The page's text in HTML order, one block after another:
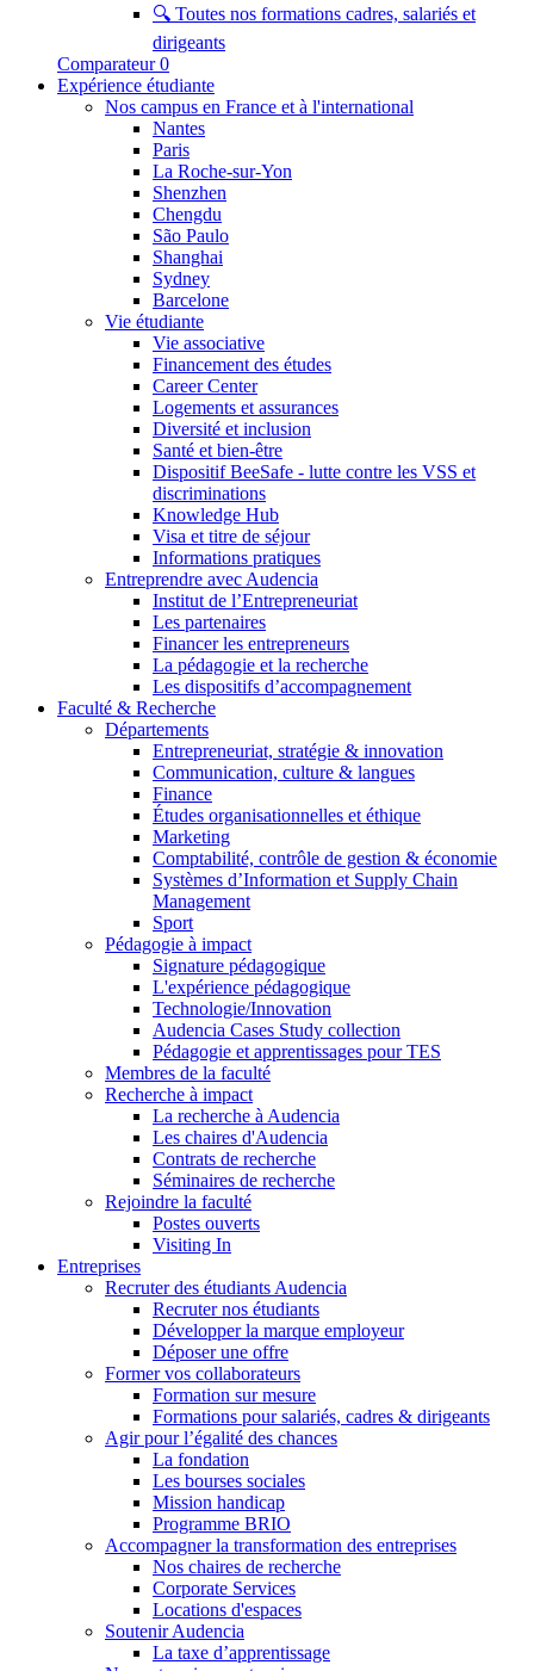
🔍 Toutes nos formations cadres, salariés et
dirigeants
Comparateur 0
Expérience étudiante
Nos campus en France et à l'international
Nantes
Paris
La Roche-sur-Yon
Shenzhen
Chengdu
São Paulo
Shanghai
Sydney
Barcelone
Vie étudiante
Vie associative
Financement des études
Career Center
Logements et assurances
Diversité et inclusion
Santé et bien-être
Dispositif BeeSafe - lutte contre les VSS et
discriminations
Knowledge Hub
Visa et titre de séjour
Informations pratiques
Entreprendre avec Audencia
Institut de l’Entrepreneuriat
Les partenaires
Financer les entrepreneurs
La pédagogie et la recherche
Les dispositifs d’accompagnement
Faculté & Recherche
Départements
Entrepreneuriat, stratégie & innovation
Communication, culture & langues
Finance
Études organisationnelles et éthique
Marketing
Comptabilité, contrôle de gestion & économie
Systèmes d’Information et Supply Chain
Management
Sport
Pédagogie à impact
Signature pédagogique
L'expérience pédagogique
Technologie/Innovation
Audencia Cases Study collection
Pédagogie et apprentissages pour TES
Membres de la faculté
Recherche à impact
La recherche à Audencia
Les chaires d'Audencia
Contrats de recherche
Séminaires de recherche
Rejoindre la faculté
Postes ouverts
Visiting In
Entreprises
Recruter des étudiants Audencia
Recruter nos étudiants
Développer la marque employeur
Déposer une offre
Former vos collaborateurs
Formation sur mesure
Formations pour salariés, cadres & dirigeants
Agir pour l’égalité des chances
La fondation
Les bourses sociales
Mission handicap
Programme BRIO
Accompagner la transformation des entreprises
Nos chaires de recherche
Corporate Services
Locations d'espaces
Soutenir Audencia
La taxe d’apprentissage